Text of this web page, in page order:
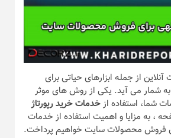
آنلاین از جمله ابزارهای حیاتی برای
شمار می‌ آید. یکی از روش‌ های موثر
شما، استفاده ازخدمات خرید رپورتاژ
، به مزایا و اهمیت استفاده از خدمات
فروش محصولات سایت خواهیم پرداخت.